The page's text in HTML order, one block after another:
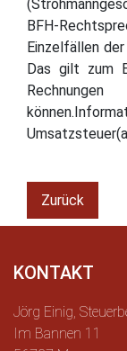
BFH-
Einzelfällen
Das gilt zum
Zurück
KONTAKT
Jörg Einig,
Im Bannen 11